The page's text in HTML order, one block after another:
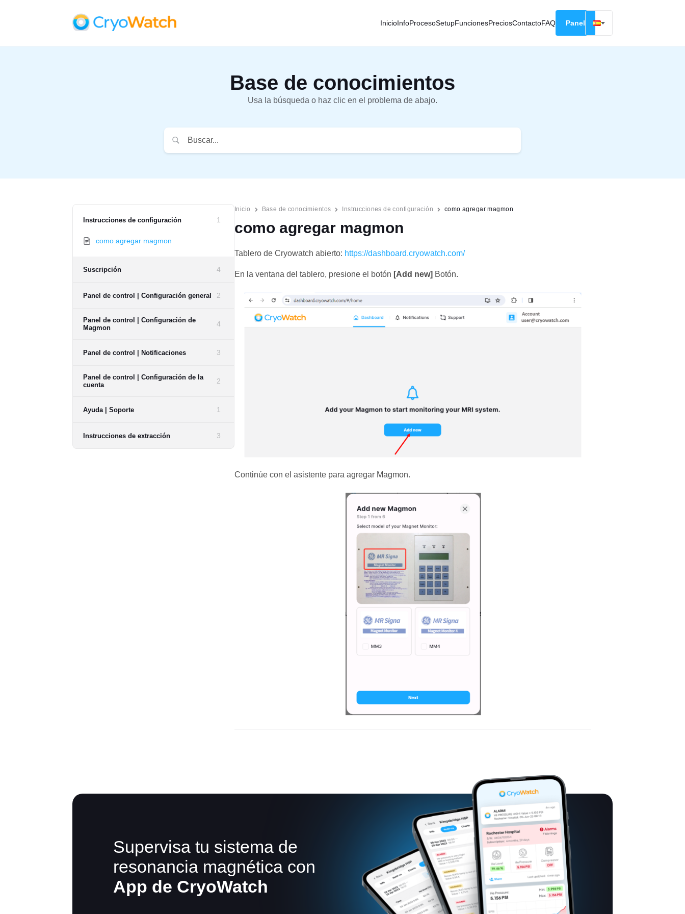
InicioInfoProcesoSetupFuncionesPreciosContactoFAQ Panel
Base de conocimientos
Usa la búsqueda o haz clic en el problema de abajo.
Instrucciones de configuración 1
como agregar magmon
Suscripción 4
Panel de control | Configuración general 2
Panel de control | Configuración de
Magmon
4
Panel de control | Notificaciones 3
Panel de control | Configuración de la
cuenta
2
Ayuda | Soporte 1
Instrucciones de extracción 3
Inicio Base de conocimientos Instrucciones de configuración como agregar magmon
como agregar magmon
Tablero de Cryowatch abierto: https://dashboard.cryowatch.com/
En la ventana del tablero, presione el botón [Add new] Botón.
Continúe con el asistente para agregar Magmon.
Supervisa tu sistema de
resonancia magnética con
App de CryoWatch